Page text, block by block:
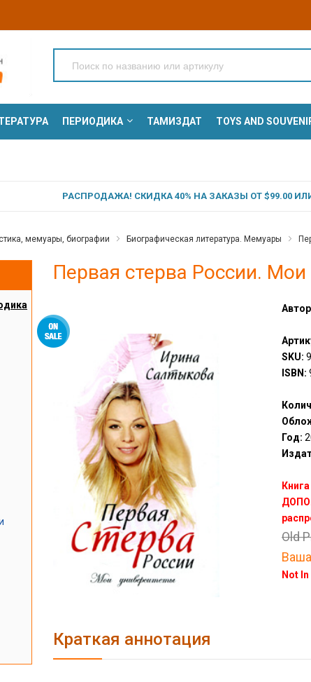
ПЕРИОДИКА ТАМИЗДАТ TOYS AND
РАСПРОДАЖА! СКИДКА 40% НА ЗАКАЗЫ ОТ $99.00
мемуары, биографии Биографическая литература. Мемуары
Первая стерва России.
SKU:
ISBN:
Год:
Old
Not
Краткая аннотация